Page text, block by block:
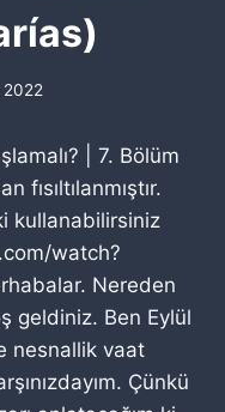
2022
| 7. Bölüm
fısıltılanmıştır.
kullanabilirsiniz
watch?
Nereden
geldiniz. Ben Eylül
nesnallik vaat
Çünkü